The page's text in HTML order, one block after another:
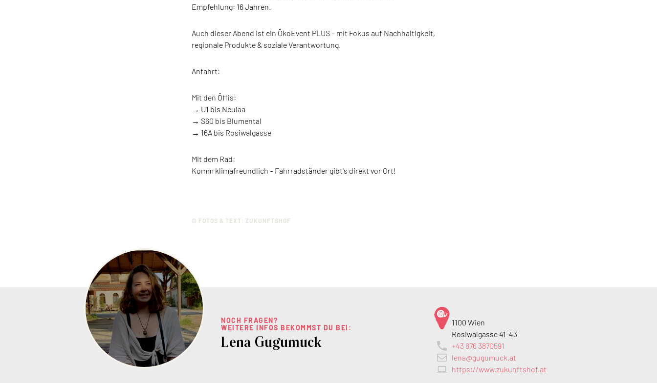
Empfehlung: 16 Jahren.
Auch dieser Abend ist ein ÖkoEvent PLUS – mit Fokus auf Nachhaltigkeit,
regionale Produkte & soziale Verantwortung.
Anfahrt:
Mit den Öffis:
→ U1 bis Neulaa
→ S60 bis Blumental
→ 16A bis Rosiwalgasse
Mit dem Rad:
Komm klimafreundlich – Fahrradständer gibt's direkt vor Ort!
© FOTOS & TEXT: ZUKUNFTSHOF
NOCH FRAGEN?
WEITERE INFOS BEKOMMST DU BEI:
Lena Gugumuck
1100 Wien
Rosiwalgasse 41-43
+43 676 3870591
lena@gugumuck.at
https://www.zukunftshof.at